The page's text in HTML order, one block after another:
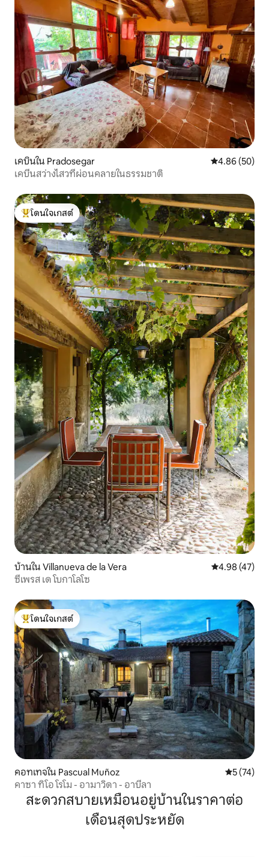
เคบินใน Pradosegar คะแนนเฉลี่ย
4.86 (50)
เคบีนสว่างไสวที่ผ่อนคลายในธรรมชาติ
โดนใจเกสต์ที่สุด
โดนใจเกสต์
บ้านใน Villanueva de la Vera คะแนนเฉลี่ย
4.98 (47)
ซีเพรส เด โบกาโลโซ
โดนใจเกสต์ที่สุด
โดนใจเกสต์
คอทเทจใน Pascual Muñoz คะแนนเฉลี่
5 (74)
คาซา ทิโอ โรโม - อามาวิดา - อาบีลา
สะดวกสบายเหมือนอยู่บ้านในราคาต่อ
เดือนสุดประหยัด